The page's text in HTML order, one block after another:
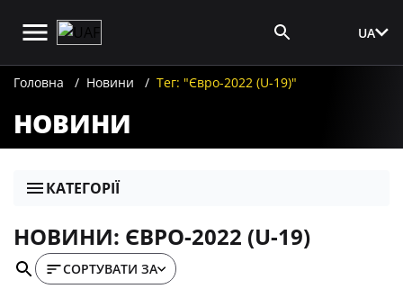
UA
Головна Новини Тег: "Євро-2022 (U-19)"
НОВИНИ
КАТЕГОРІЇ
НОВИНИ: ЄВРО-2022 (U-19)
СОРТУВАТИ ЗА